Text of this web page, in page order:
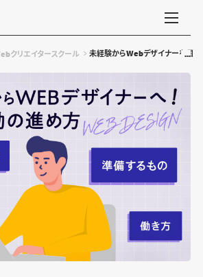
クリエイタースクール 未経験からWebデザイナーを目